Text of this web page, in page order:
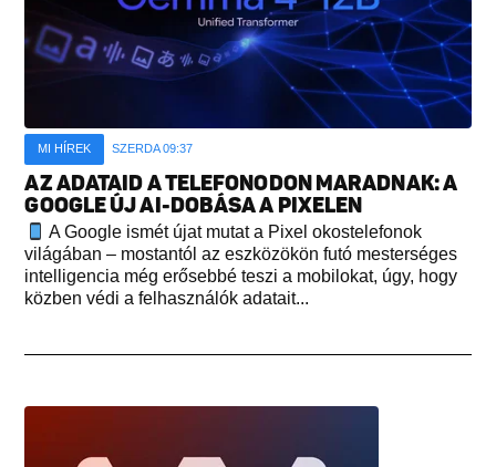
MI HÍREK SZERDA 09:37
AZ ADATAID A TELEFONODON MARADNAK: A
GOOGLE ÚJ AI-DOBÁSA A PIXELEN
A Google ismét újat mutat a Pixel okostelefonok
világában – mostantól az eszközökön futó mesterséges
intelligencia még erősebbé teszi a mobilokat, úgy, hogy
közben védi a felhasználók adatait...